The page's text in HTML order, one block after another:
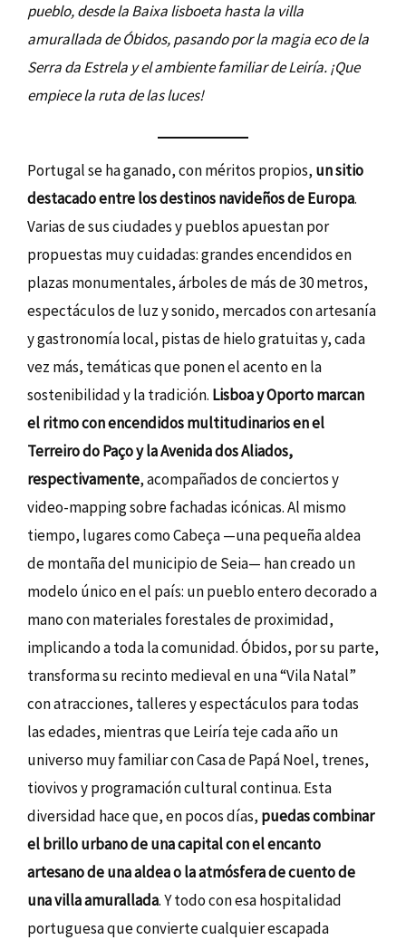
pueblo, desde la Baixa lisboeta hasta la villa
amurallada de Óbidos, pasando por la magia eco de la
Serra da Estrela y el ambiente familiar de Leiría. ¡Que
empiece la ruta de las luces!
Portugal se ha ganado, con méritos propios, un sitio
destacado entre los destinos navideños de Europa.
Varias de sus ciudades y pueblos apuestan por
propuestas muy cuidadas: grandes encendidos en
plazas monumentales, árboles de más de 30 metros,
espectáculos de luz y sonido, mercados con artesanía
y gastronomía local, pistas de hielo gratuitas y, cada
vez más, temáticas que ponen el acento en la
sostenibilidad y la tradición. Lisboa y Oporto marcan
el ritmo con encendidos multitudinarios en el
Terreiro do Paço y la Avenida dos Aliados,
respectivamente, acompañados de conciertos y
video-mapping sobre fachadas icónicas. Al mismo
tiempo, lugares como Cabeça —una pequeña aldea
de montaña del municipio de Seia— han creado un
modelo único en el país: un pueblo entero decorado a
mano con materiales forestales de proximidad,
implicando a toda la comunidad. Óbidos, por su parte,
transforma su recinto medieval en una “Vila Natal”
con atracciones, talleres y espectáculos para todas
las edades, mientras que Leiría teje cada año un
universo muy familiar con Casa de Papá Noel, trenes,
tiovivos y programación cultural continua. Esta
diversidad hace que, en pocos días, puedas combinar
el brillo urbano de una capital con el encanto
artesano de una aldea o la atmósfera de cuento de
una villa amurallada. Y todo con esa hospitalidad
portuguesa que convierte cualquier escapada